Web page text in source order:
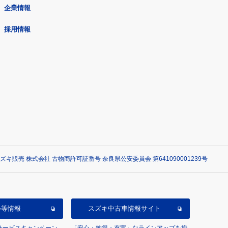
企業情報
採用情報
キ販売 株式会社 古物商許可証番号 奈良県公安委員会 第641090001239号
情報 スズキ中古車情報サイト